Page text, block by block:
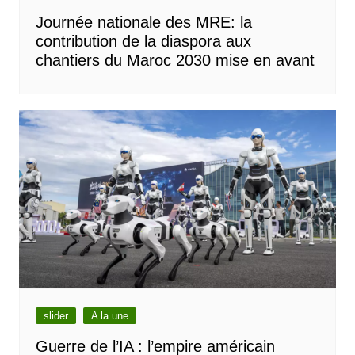
Journée nationale des MRE: la
contribution de la diaspora aux
chantiers du Maroc 2030 mise en avant
slider A la une
Guerre de l’IA : l’empire américain